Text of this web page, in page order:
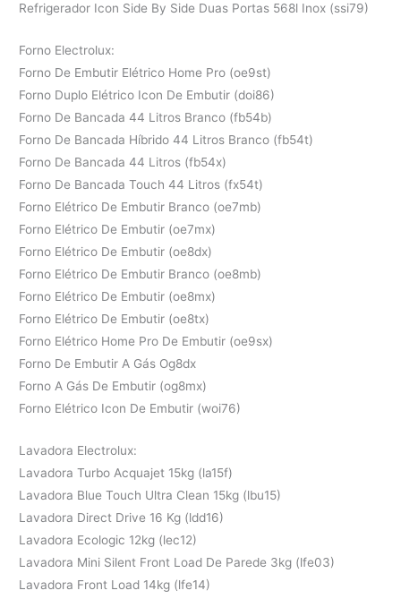
Refrigerador Icon Side By Side Duas Portas 568l Inox (ssi79)
Forno Electrolux:
Forno De Embutir Elétrico Home Pro (oe9st)
Forno Duplo Elétrico Icon De Embutir (doi86)
Forno De Bancada 44 Litros Branco (fb54b)
Forno De Bancada Híbrido 44 Litros Branco (fb54t)
Forno De Bancada 44 Litros (fb54x)
Forno De Bancada Touch 44 Litros (fx54t)
Forno Elétrico De Embutir Branco (oe7mb)
Forno Elétrico De Embutir (oe7mx)
Forno Elétrico De Embutir (oe8dx)
Forno Elétrico De Embutir Branco (oe8mb)
Forno Elétrico De Embutir (oe8mx)
Forno Elétrico De Embutir (oe8tx)
Forno Elétrico Home Pro De Embutir (oe9sx)
Forno De Embutir A Gás Og8dx
Forno A Gás De Embutir (og8mx)
Forno Elétrico Icon De Embutir (woi76)
Lavadora Electrolux:
Lavadora Turbo Acquajet 15kg (la15f)
Lavadora Blue Touch Ultra Clean 15kg (lbu15)
Lavadora Direct Drive 16 Kg (ldd16)
Lavadora Ecologic 12kg (lec12)
Lavadora Mini Silent Front Load De Parede 3kg (lfe03)
Lavadora Front Load 14kg (lfe14)